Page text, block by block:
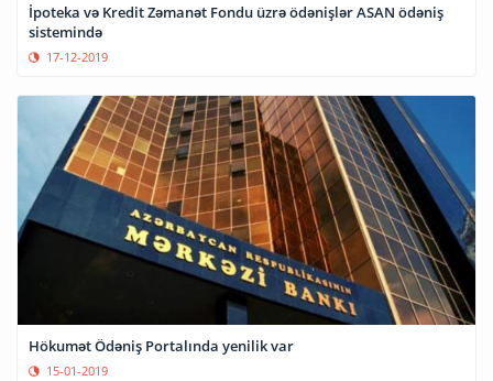
İpoteka və Kredit Zəmanət Fondu üzrə ödənişlər ASAN ödəniş
sistemində
17-12-2019
Hökumət Ödəniş Portalında yenilik var
15-01-2019